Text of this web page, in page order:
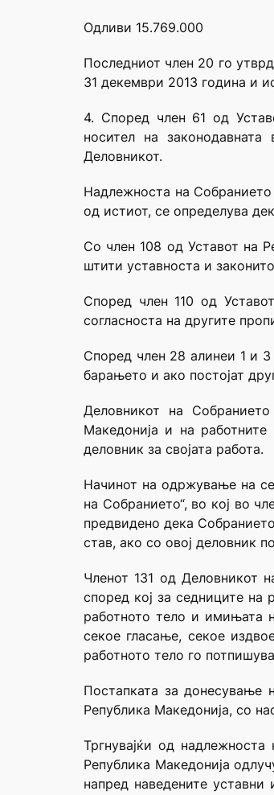
Одливи 15.769.000
Последниот член 20 го
31 декември 2013 година и
4. Според член 61 од
носител на
Деловникот.
Надлежноста на Собранието
од истиот, се определува
Со член 108 од Уставот на
штити уставноста и
Според член 110 од
согласноста на другите
Според член 28 алинеи 1 и 3
барањето и ако постојат
Деловникот на
Македонија и на
деловник за својата работа.
Начинот на одржување на
на Собранието“, во кој во
предвидено дека
став, ако со овој деловник
Членот 131 од Деловникот
според кој за седниците на
работното тело и имињата
секое гласање, секое
работното тело го
Постапката за донесување
Република Македонија, со
Тргнувајќи од
Република Македонија
напред наведените